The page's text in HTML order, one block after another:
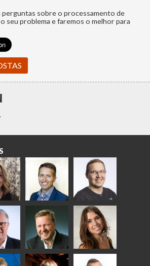
perguntas sobre o processamento de
seu problema e faremos o melhor para
Miika
Äppelqvist
GLASS USE AND
ARCHITECTURE
- GLASTON
Antti
Aronen
GLASTON
Mauri
Mar